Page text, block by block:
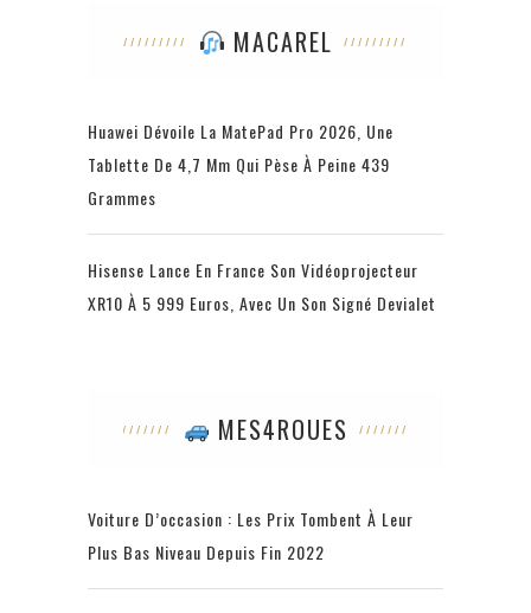
MACAREL
Huawei Dévoile La MatePad Pro 2026, Une
Tablette De 4,7 Mm Qui Pèse À Peine 439
Grammes
Hisense Lance En France Son Vidéoprojecteur
XR10 À 5 999 Euros, Avec Un Son Signé Devialet
MES4ROUES
Voiture D’occasion : Les Prix Tombent À Leur
Plus Bas Niveau Depuis Fin 2022